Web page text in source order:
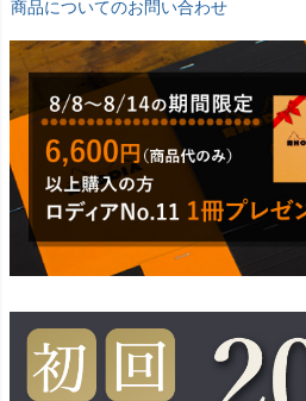
商品についてのお問い合わせ